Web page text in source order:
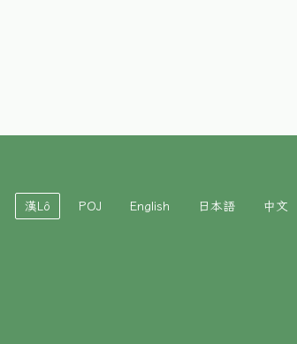
漢Lô POJ English 日本語 中文